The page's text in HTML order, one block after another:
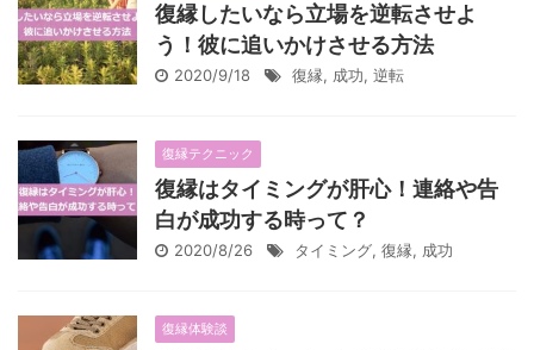
復縁したいなら立場を逆転させよ
う！彼に追いかけさせる方法
2020/9/18 復縁, 成功, 逆転
復縁テクニック
復縁はタイミングが肝心！連絡や告
白が成功する時って？
2020/8/26 タイミング, 復縁, 成功
復縁体験談